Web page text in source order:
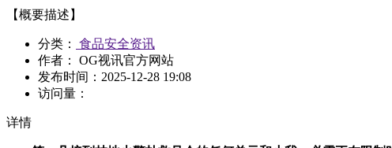
【概要描述】
分类：
食品安全资讯
作者： OG视讯官方网站
发布时间： 2025-12-28 19:08
访问量：
详情